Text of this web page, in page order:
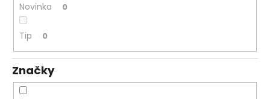
Novinka 0
Tip 0
Značky
O
d
o
r
ú